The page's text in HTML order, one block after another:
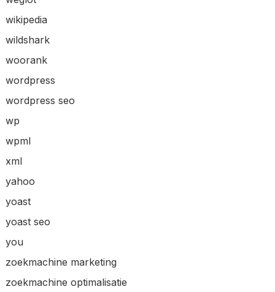
wikipedia
wildshark
woorank
wordpress
wordpress seo
wp
wpml
xml
yahoo
yoast
yoast seo
you
zoekmachine marketing
zoekmachine optimalisatie